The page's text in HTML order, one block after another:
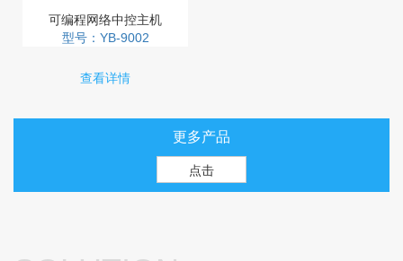
可编程网络中控主机
型号：YB-9002
查看详情
更多产品
点击